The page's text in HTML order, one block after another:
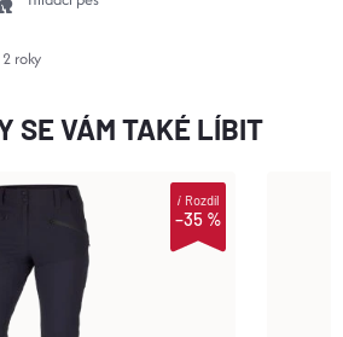
2 roky
SE VÁM TAKÉ LÍBIT
–35 %
iRozdíl